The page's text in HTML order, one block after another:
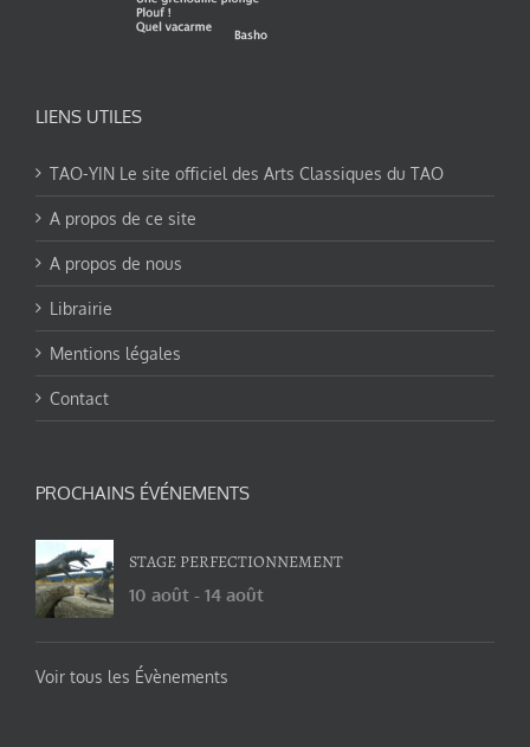
LIENS UTILES
TAO-YIN Le site officiel des Arts Classiques du TAO
A propos de ce site
A propos de nous
Librairie
Mentions légales
Contact
PROCHAINS ÉVÉNEMENTS
STAGE PERFECTIONNEMENT
10 août - 14 août
Voir tous les Évènements